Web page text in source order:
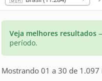
Veja melhores resultados
período.
Mostrando 01 a 30 de